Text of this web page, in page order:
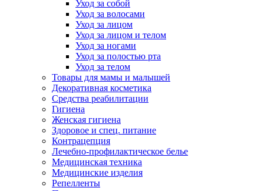
Уход за собой
Уход за волосами
Уход за лицом
Уход за лицом и телом
Уход за ногами
Уход за полостью рта
Уход за телом
Товары для мамы и малышей
Декоративная косметика
Средства реабилитации
Гигиена
Женская гигиена
Здоровое и спец. питание
Контрацепция
Лечебно-профилактическое белье
Медицинская техника
Медицинские изделия
Репелленты